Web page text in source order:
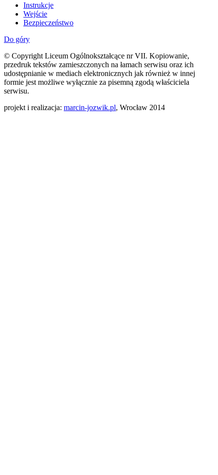
Instrukcje
Wejście
Bezpieczeństwo
Do góry
© Copyright Liceum Ogólnokształcące nr VII. Kopiowanie,
przedruk tekstów zamieszczonych na łamach serwisu oraz ich
udostępnianie w mediach elektronicznych jak również w innej
formie jest możliwe wyłącznie za pisemną zgodą właściciela
serwisu.
projekt i realizacja: marcin-jozwik.pl, Wrocław 2014